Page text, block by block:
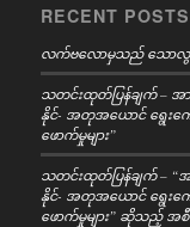
RECENT POSTS
လက်ဗလောမှသည် သောလွ
သတင်းထုတ်ပြန်ချက် – အ
နိုင်- အတုအယောင် ရွေးက
ဖောက်မှုများ”
သတင်းထုတ်ပြန်ချက် – “
နိုင်- အတုအယောင် ရွေးက
ဖောက်မှုများ” ဆိုသည့် အစီ